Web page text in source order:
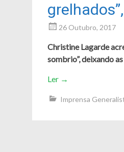
26 Outubro, 2017
Christine Lagarde
sombrio”, deixando
Ler →
Imprensa